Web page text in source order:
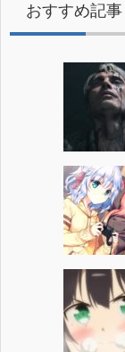
おすすめ記事